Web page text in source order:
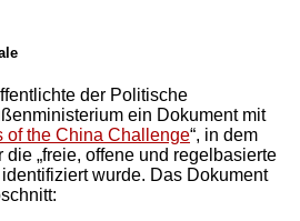
der Politische
ein Dokument mit
of the China Challenge“, in dem
„freie, offene und regelbasierte
wurde. Das Dokument